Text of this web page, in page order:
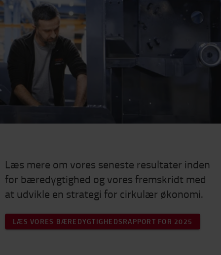
Læs mere om vores seneste resultater inden
for bæredygtighed og vores fremskridt med
at udvikle en strategi for cirkulær økonomi.
LÆS VORES BÆREDYGTIGHEDSRAPPORT FOR 2025